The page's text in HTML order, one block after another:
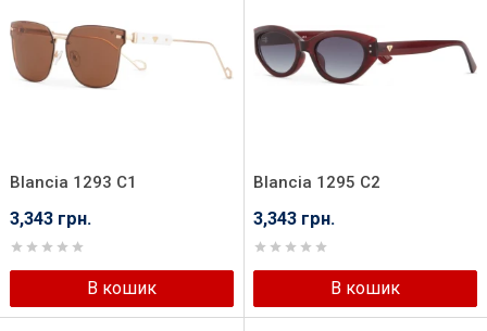
Blancia 1293 C1
3,343 грн.
В кошик
Blancia 1295 C2
3,343 грн.
В кошик